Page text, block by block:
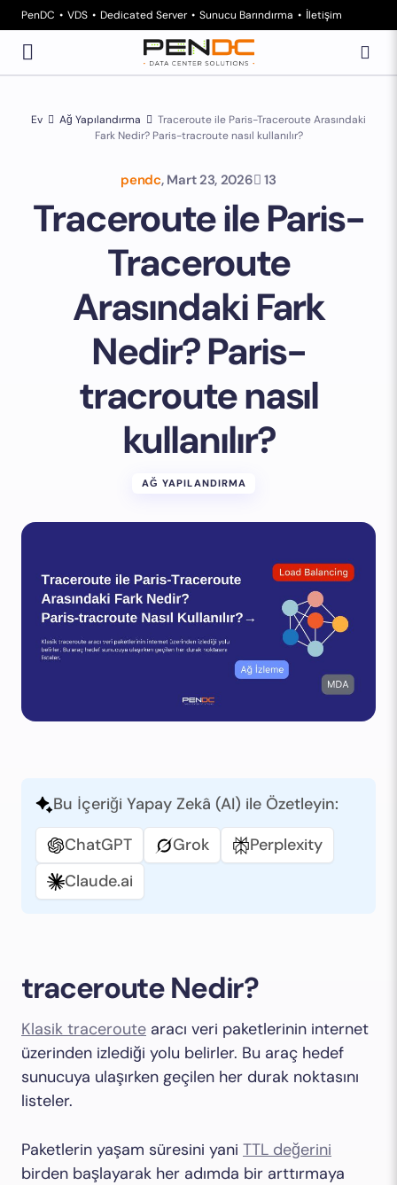
PenDC VDS Dedicated Server Sunucu Barındırma İletişim
Ev Ağ Yapılandırma
Traceroute ile Paris-Traceroute Arasındaki
Fark Nedir? Paris-tracroute nasıl kullanılır?
pendc, Mart 23, 2026 13
Traceroute ile Paris-
Traceroute
Arasındaki Fark
Nedir? Paris-
tracroute nasıl
kullanılır?
AĞ YAPILANDIRMA
Bu İçeriği Yapay Zekâ (AI) ile Özetleyin:
ChatGPT
Grok
Perplexity
Claude.ai
traceroute Nedir?
Klasik traceroute aracı veri paketlerinin internet
üzerinden izlediği yolu belirler. Bu araç hedef
sunucuya ulaşırken geçilen her durak noktasını
listeler.
Paketlerin yaşam süresini yani TTL değerini
birden başlayarak her adımda bir arttırmaya